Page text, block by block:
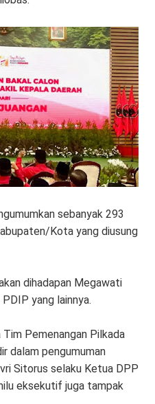
sebanyak 293
Kota yang diusung
dihadapan Megawati
yang lainnya.
Pemenangan Pilkada
dalam pengumuman
Sitorus selaku Ketua DPP
eksekutif juga tampak